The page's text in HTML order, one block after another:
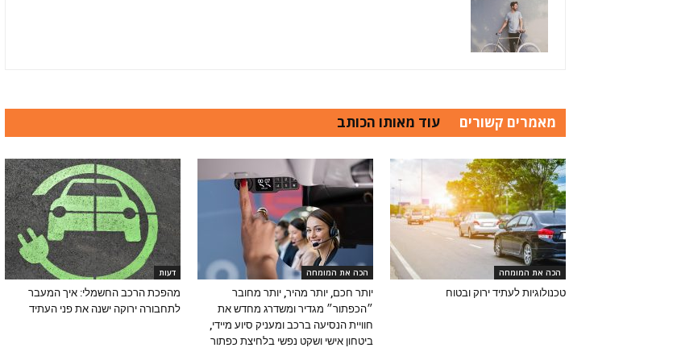
מאמרים קשורים עוד מאותו הכותב
הכה את המומחה
טכנולוגיות לעתיד ירוק ובטוח
הכה את המומחה
יותר חכם, יותר מהיר, יותר מחובר
״הכפתור״ מגדיר ומשדרג מחדש את
חוויית הנסיעה ברכב ומעניק סיוע מיידי,
ביטחון אישי ושקט נפשי בלחיצת כפתור
דעות
מהפכת הרכב החשמלי: איך המעבר
לתחבורה ירוקה ישנה את פני העתיד